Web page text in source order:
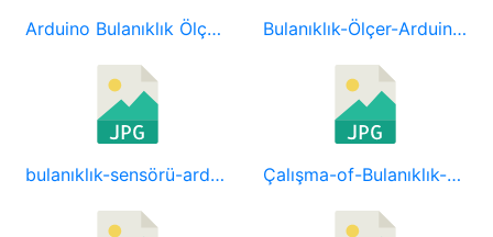
Arduino Bulanıklık Ölçer Kaynak Kodu Programı.docx Bulanıklık-Ölçer-Arduino-LCD-768x410.jpg
bulanıklık-sensörü-arduino-nano-lcd-breadboard-768x387.jpg Çalışma-of-Bulanıklık-Sensörü.jpg